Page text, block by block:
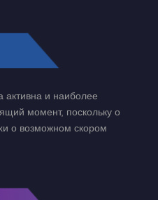
активна и наиболее
момент, поскольку о
о возможном скором